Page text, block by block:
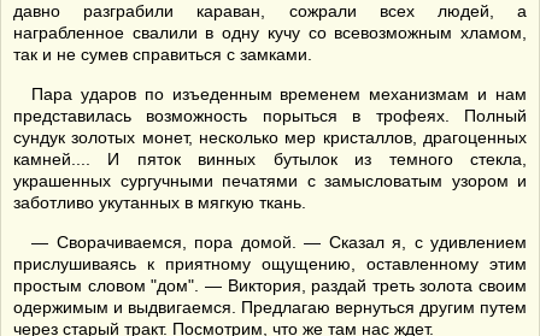
давно разграбили караван, сожрали всех людей, а
награбленное свалили в одну кучу со всевозможным хламом,
так и не сумев справиться с замками.
Пара ударов по изъеденным временем механизмам и нам
представилась возможность порыться в трофеях. Полный
сундук золотых монет, несколько мер кристаллов, драгоценных
камней.... И пяток винных бутылок из темного стекла,
украшенных сургучными печатями с замысловатым узором и
заботливо укутанных в мягкую ткань.
— Сворачиваемся, пора домой. — Сказал я, с удивлением
прислушиваясь к приятному ощущению, оставленному этим
простым словом "дом". — Виктория, раздай треть золота своим
одержимым и выдвигаемся. Предлагаю вернуться другим путем
через старый тракт. Посмотрим, что же там нас ждет.